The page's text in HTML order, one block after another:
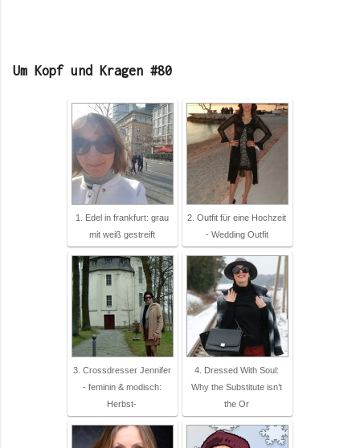
Um Kopf und Kragen #80
1. Edel in frankfurt: grau
mit weiß gestreift
2. Outfit für eine Hochzeit
- Wedding Outfit
3. Crossdresser Jennifer
- feminin & modisch:
Herbst-
4. Dressed With Soul:
Why the Substitute isn’t
the Or